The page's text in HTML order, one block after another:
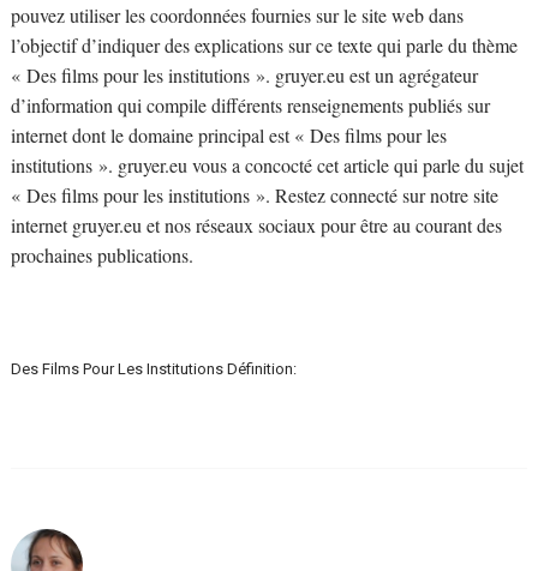
pouvez utiliser les coordonnées fournies sur le site web dans
l’objectif d’indiquer des explications sur ce texte qui parle du thème
« Des films pour les institutions ». gruyer.eu est un agrégateur
d’information qui compile différents renseignements publiés sur
internet dont le domaine principal est « Des films pour les
institutions ». gruyer.eu vous a concocté cet article qui parle du sujet
« Des films pour les institutions ». Restez connecté sur notre site
internet gruyer.eu et nos réseaux sociaux pour être au courant des
prochaines publications.
Des Films Pour Les Institutions Définition: